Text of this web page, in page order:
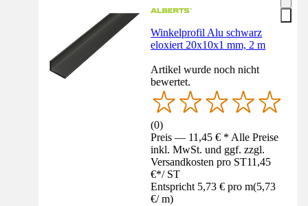
Winkelprofil Alu schwarz
eloxiert 20x10x1 mm, 2 m
Artikel wurde noch nicht
bewertet.
(0)
Preis — 11,45 € * Alle Preise
inkl. MwSt. und ggf. zzgl.
Versandkosten pro ST11,45
€*/ ST
Entspricht 5,73 € pro m(5,73
€/ m)